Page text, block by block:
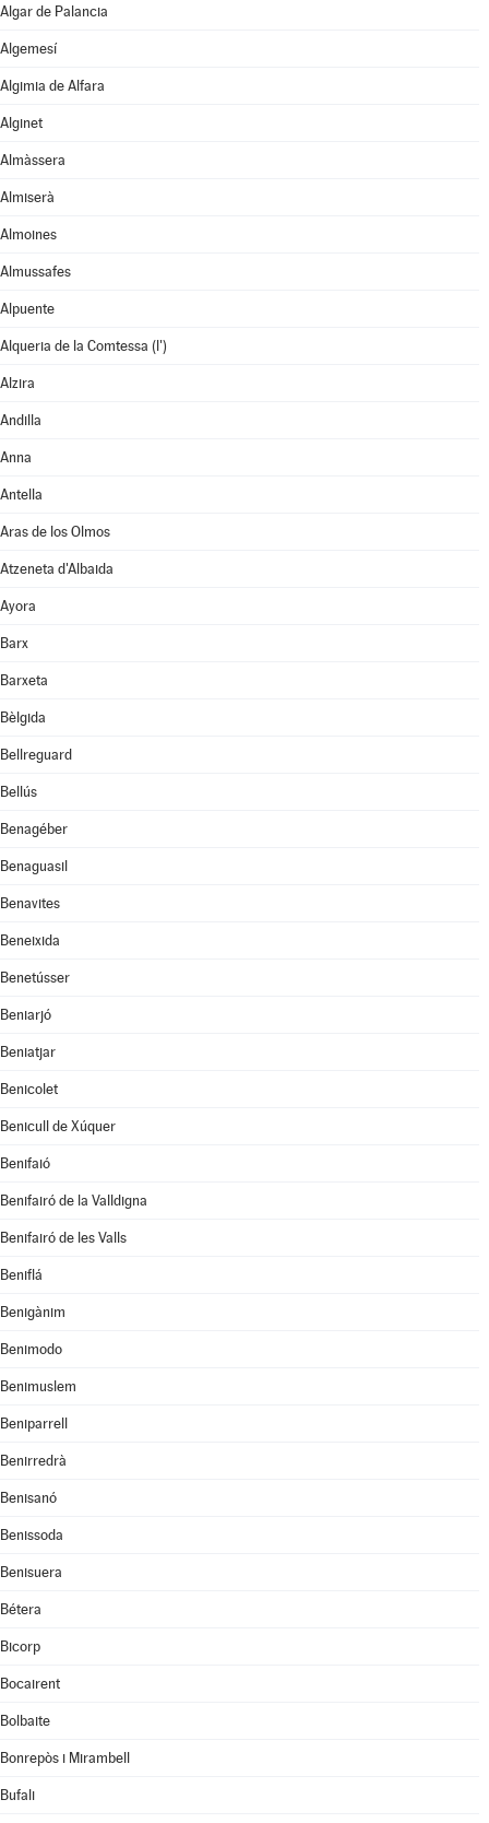
Algar de Palancia
Algemesí
Algimia de Alfara
Alginet
Almàssera
Almiserà
Almoines
Almussafes
Alpuente
Alqueria de la Comtessa (l')
Alzira
Andilla
Anna
Antella
Aras de los Olmos
Atzeneta d'Albaida
Ayora
Barx
Barxeta
Bèlgida
Bellreguard
Bellús
Benagéber
Benaguasil
Benavites
Beneixida
Benetússer
Beniarjó
Beniatjar
Benicolet
Benicull de Xúquer
Benifaió
Benifairó de la Valldigna
Benifairó de les Valls
Beniflá
Benigànim
Benimodo
Benimuslem
Beniparrell
Benirredrà
Benisanó
Benissoda
Benisuera
Bétera
Bicorp
Bocairent
Bolbaite
Bonrepòs i Mirambell
Bufali